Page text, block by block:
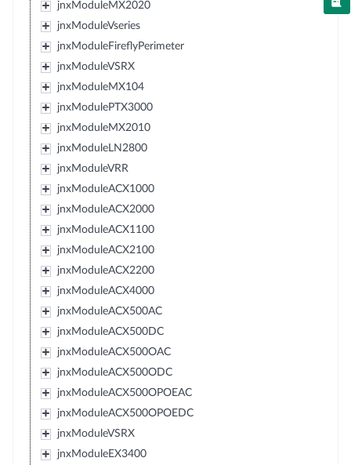
jnxModuleMX2020
jnxModuleVseries
jnxModuleFireflyPerimeter
jnxModuleVSRX
jnxModuleMX104
jnxModulePTX3000
jnxModuleMX2010
jnxModuleLN2800
jnxModuleVRR
jnxModuleACX1000
jnxModuleACX2000
jnxModuleACX1100
jnxModuleACX2100
jnxModuleACX2200
jnxModuleACX4000
jnxModuleACX500AC
jnxModuleACX500DC
jnxModuleACX500OAC
jnxModuleACX500ODC
jnxModuleACX500OPOEAC
jnxModuleACX500OPOEDC
jnxModuleVSRX
jnxModuleEX3400